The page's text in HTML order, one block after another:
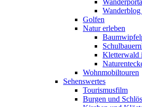
Golfen
Natur erleben
Kletterwald
Wohnmobiltouren
Sehenswertes
Tourismusfilm
Burgen und